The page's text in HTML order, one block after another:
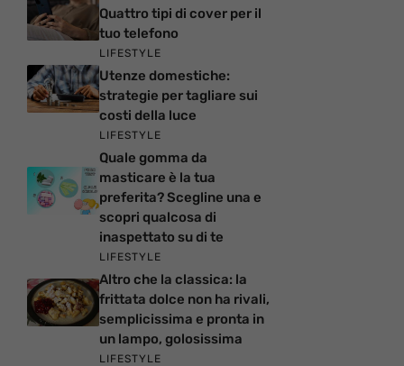
Quattro tipi di cover per il
tuo telefono
LIFESTYLE
Utenze domestiche:
strategie per tagliare sui
costi della luce
LIFESTYLE
Quale gomma da
masticare è la tua
preferita? Scegline una e
scopri qualcosa di
inaspettato su di te
LIFESTYLE
Altro che la classica: la
frittata dolce non ha rivali,
semplicissima e pronta in
un lampo, golosissima
LIFESTYLE